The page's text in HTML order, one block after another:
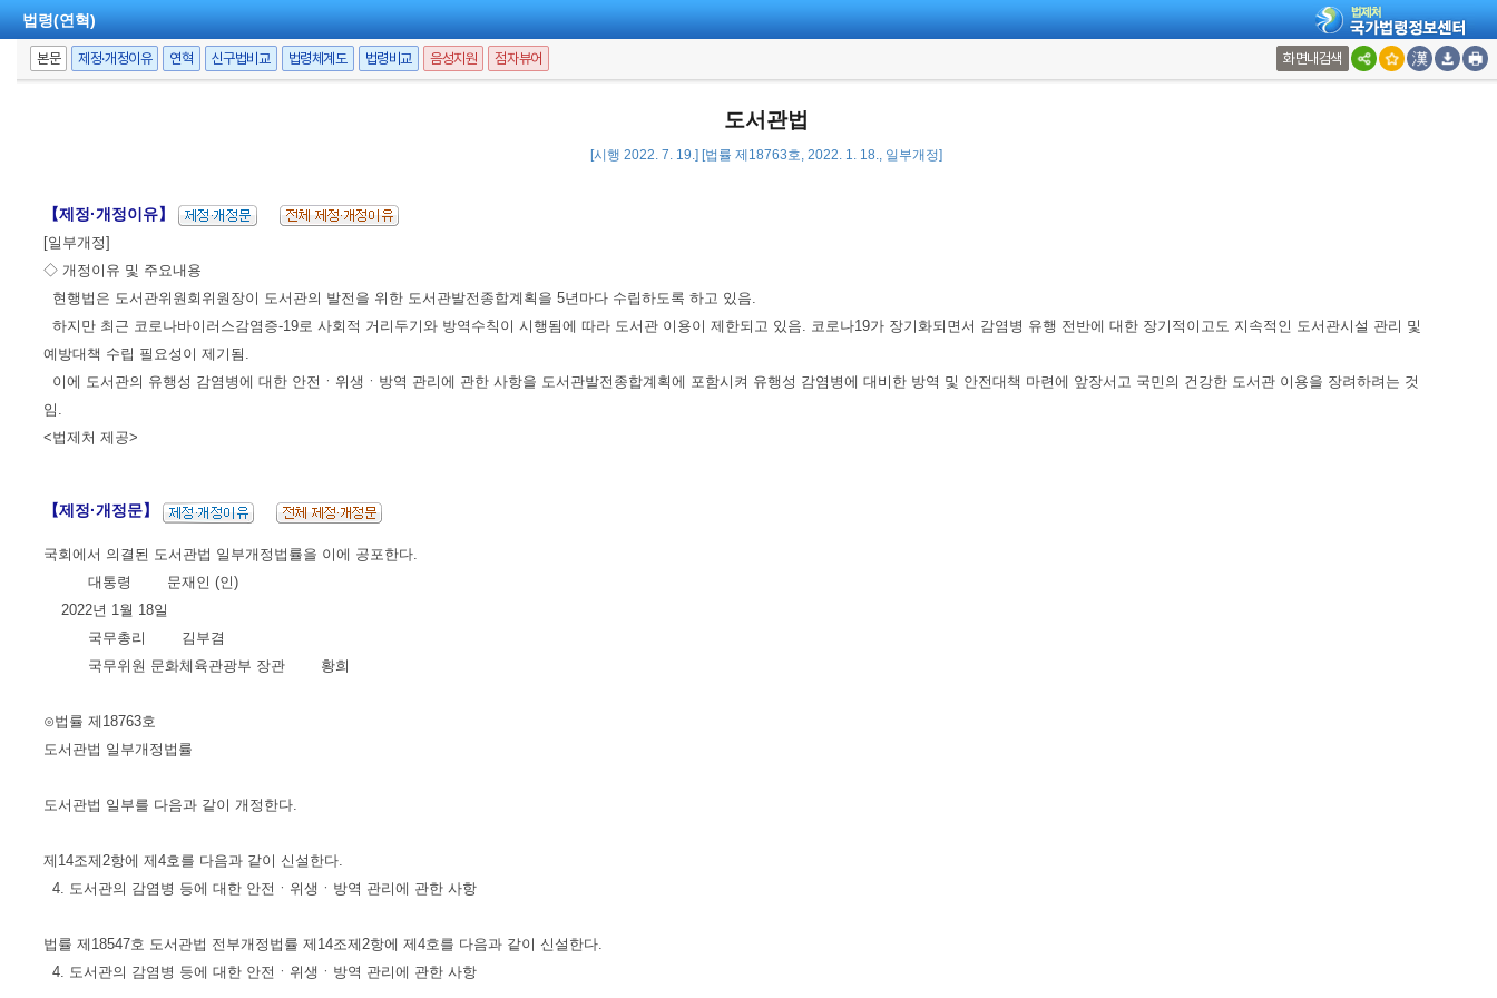
법령(연혁)
본문 제정·개정이유 연혁 신구법비교 법령체계도 법령비교 음성지원 점자뷰어 화면내검색
도서관법
[시행 2022. 7. 19.] [법률 제18763호, 2022. 1. 18., 일부개정]
【제정·개정이유】
[일부개정]
◇ 개정이유 및 주요내용
현행법은 도서관위원회위원장이 도서관의 발전을 위한 도서관발전종합계획을 5년마다 수립하도록 하고 있음.
하지만 최근 코로나바이러스감염증-19로 사회적 거리두기와 방역수칙이 시행됨에 따라 도서관 이용이 제한되고 있음. 코로나19가 장기화되면서 감염병 유행 전반에 대한 장기적이고도 지속적인 도서관시설 관리 및
예방대책 수립 필요성이 제기됨.
이에 도서관의 유행성 감염병에 대한 안전ㆍ위생ㆍ방역 관리에 관한 사항을 도서관발전종합계획에 포함시켜 유행성 감염병에 대비한 방역 및 안전대책 마련에 앞장서고 국민의 건강한 도서관 이용을 장려하려는 것
임.
<법제처 제공>
【제정·개정문】
국회에서 의결된 도서관법 일부개정법률을 이에 공포한다.
대통령 문재인 (인)
2022년 1월 18일
국무총리 김부겸
국무위원 문화체육관광부 장관 황희
⊙법률 제18763호
도서관법 일부개정법률
도서관법 일부를 다음과 같이 개정한다.
제14조제2항에 제4호를 다음과 같이 신설한다.
4. 도서관의 감염병 등에 대한 안전ㆍ위생ㆍ방역 관리에 관한 사항
법률 제18547호 도서관법 전부개정법률 제14조제2항에 제4호를 다음과 같이 신설한다.
4. 도서관의 감염병 등에 대한 안전ㆍ위생ㆍ방역 관리에 관한 사항